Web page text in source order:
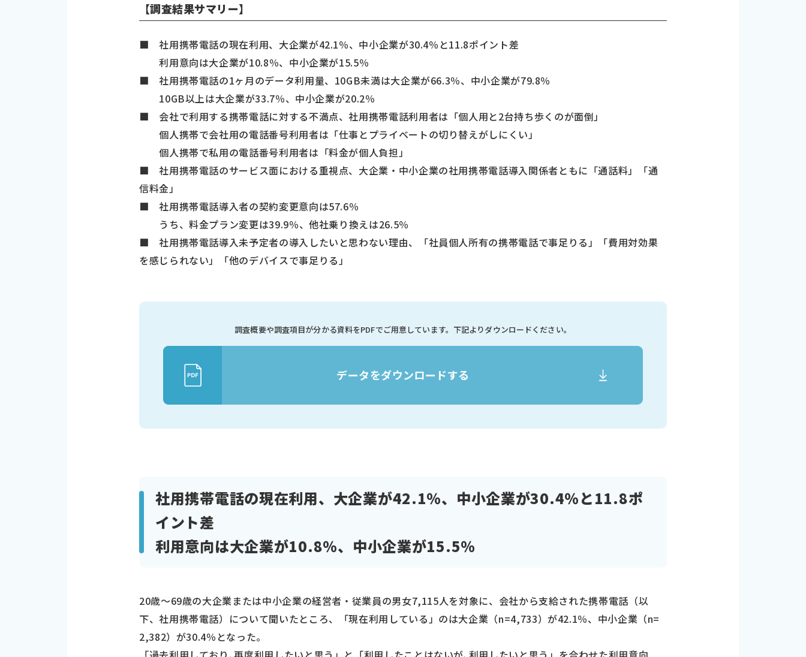
【調査結果サマリー】
■ 社用携帯電話の現在利用、大企業が42.1％、中小企業が30.4％と11.8ポイント差
利用意向は大企業が10.8％、中小企業が15.5％
■ 社用携帯電話の1ヶ月のデータ利用量、10GB未満は大企業が66.3％、中小企業が79.8％
10GB以上は大企業が33.7％、中小企業が20.2％
■ 会社で利用する携帯電話に対する不満点、社用携帯電話利用者は「個人用と2台持ち歩くのが面倒」
個人携帯で会社用の電話番号利用者は「仕事とプライベートの切り替えがしにくい」
個人携帯で私用の電話番号利用者は「料金が個人負担」
■ 社用携帯電話のサービス面における重視点、大企業・中小企業の社用携帯電話導入関係者ともに「通話料」「通
信料金」
■ 社用携帯電話導入者の契約変更意向は57.6％
うち、料金プラン変更は39.9％、他社乗り換えは26.5％
■ 社用携帯電話導入未予定者の導入したいと思わない理由、「社員個人所有の携帯電話で事足りる」「費用対効果
を感じられない」「他のデバイスで事足りる」
調査概要や調査項目が分かる資料をPDFでご用意しています。 下記よりダウンロードください。
データをダウンロードする
社用携帯電話の現在利用、大企業が42.1％、中小企業が30.4％と11.8ポ
イント差
利用意向は大企業が10.8％、中小企業が15.5％
20歳～69歳の大企業または中小企業の経営者・従業員の男女7,115人を対象に、会社から支給された携帯電話（以
下、社用携帯電話）について聞いたところ、「現在利用している」のは大企業（n=4,733）が42.1％、中小企業（n=
2,382）が30.4％となった。